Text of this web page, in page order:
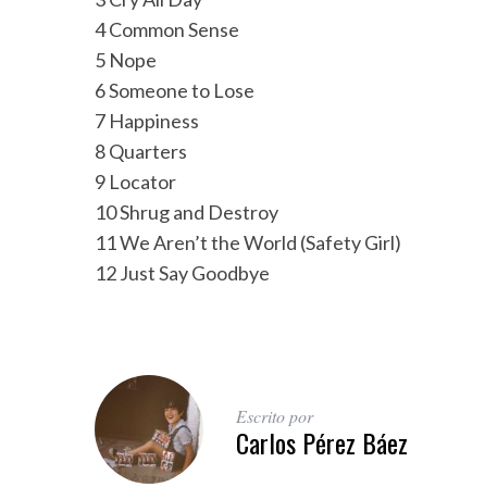
4 Common Sense
5 Nope
6 Someone to Lose
7 Happiness
8 Quarters
9 Locator
10 Shrug and Destroy
11 We Aren’t the World (Safety Girl)
12 Just Say Goodbye
Escrito por
Carlos Pérez Báez